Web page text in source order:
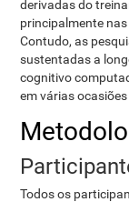
derivadas do
principalmente
Contudo, as
sustentadas a
cognitivo
em várias
Todos os